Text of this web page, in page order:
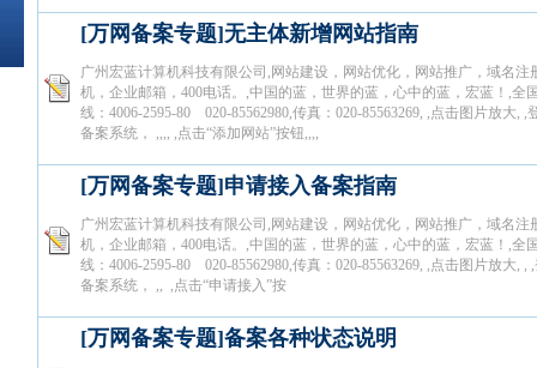
[万网备案专题]无主体新增网站指南
广州宏蓝计算机科技有限公司,网站建设，网站优化，网站推广，域名注
机，企业邮箱，400电话。,中国的蓝，世界的蓝，心中的蓝，宏蓝！,全
线：4006-2595-80 020-85562980,传真：020-85563269, ,点击图片放大, ,
备案系统， ,,,, ,点击“添加网站”按钮,,,,
[万网备案专题]申请接入备案指南
广州宏蓝计算机科技有限公司,网站建设，网站优化，网站推广，域名注
机，企业邮箱，400电话。,中国的蓝，世界的蓝，心中的蓝，宏蓝！,全
线：4006-2595-80 020-85562980,传真：020-85563269, ,点击图片放大, ,
备案系统， ,, ,点击“申请接入”按
[万网备案专题]备案各种状态说明